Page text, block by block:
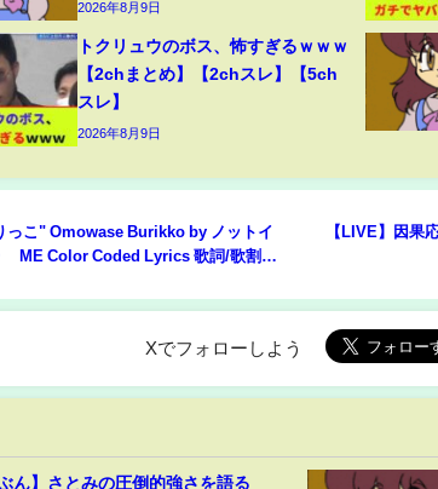
2026年8月9日
トクリュウのボス、怖すぎるｗｗｗ
【2chまとめ】【2chスレ】【5ch
スレ】
2026年8月9日
っこ" Omowase Burikko by ノットイ
≠ME Color Coded Lyrics 歌詞/歌割
【LIVE】因果
Xでフォローしよう
ぶん】さとみの圧倒的強さを語る